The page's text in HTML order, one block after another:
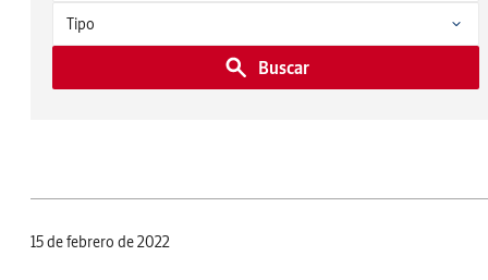
Buscar
15 de febrero de 2022